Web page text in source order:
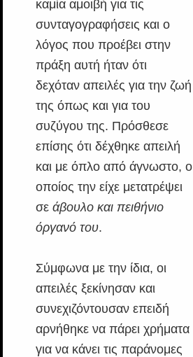
καμία αμοιβή για τις
συνταγογραφήσεις και ο
λόγος που προέβει στην
πράξη αυτή ήταν ότι
δεχόταν απειλές για την ζωή
της όπως και για του
συζύγου της. Πρόσθεσε
επίσης ότι δέχθηκε απειλή
και με όπλο από άγνωστο, ο
οποίος την είχε μετατρέψει
σε άβουλο και πειθήνιο
όργανό του.
Σύμφωνα με την ίδια, οι
απειλές ξεκίνησαν και
συνεχιζόντουσαν επειδή
αρνήθηκε να πάρει χρήματα
για να κάνει τις παράνομες